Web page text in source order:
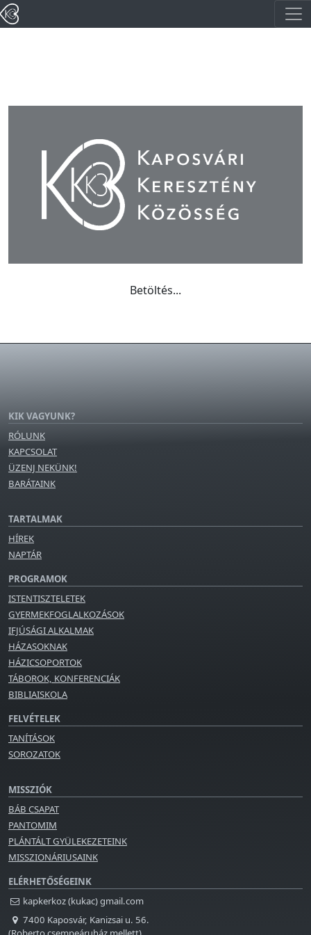
Betöltés...
KIK VAGYUNK?
RÓLUNK
KAPCSOLAT
ÜZENJ NEKÜNK!
BARÁTAINK
TARTALMAK
HÍREK
NAPTÁR
PROGRAMOK
ISTENTISZTELETEK
GYERMEKFOGLALKOZÁSOK
IFJÚSÁGI ALKALMAK
HÁZASOKNAK
HÁZICSOPORTOK
TÁBOROK, KONFERENCIÁK
BIBLIAISKOLA
FELVÉTELEK
TANÍTÁSOK
SOROZATOK
MISSZIÓK
BÁB CSAPAT
PANTOMIM
PLÁNTÁLT GYÜLEKEZETEINK
MISSZIONÁRIUSAINK
ELÉRHETŐSÉGEINK
kapkerkoz (kukac) gmail.com
7400 Kaposvár, Kanizsai u. 56.